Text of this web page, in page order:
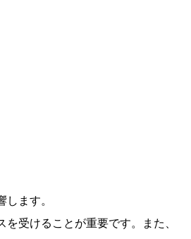
ます。
受けることが重要です。また、